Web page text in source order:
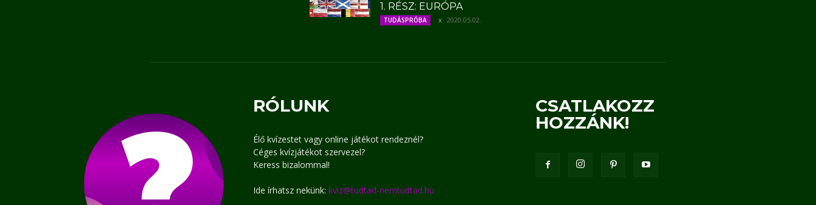
1. RÉSZ: EURÓPA
TUDÁSPRÓBA 2020.05.02.
RÓLUNK
Élő kvízestet vagy online játékot rendeznél?
Céges kvízjátékot szervezel?
Keress bizalommal!
Ide írhatsz nekünk: kviz@tudtad-nemtudtad.hu
CSATLAKOZZ
HOZZÁNK!